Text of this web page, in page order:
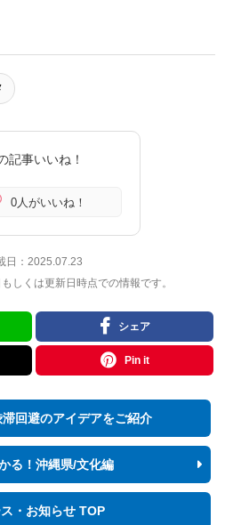
記事いいね！
0人がいいね！
日： 2025.07.23
しくは更新日時点での情報です。
シェア
Pin it
滞回避のアイデアをご紹介
る！沖縄県/文化編
・お知らせ TOP